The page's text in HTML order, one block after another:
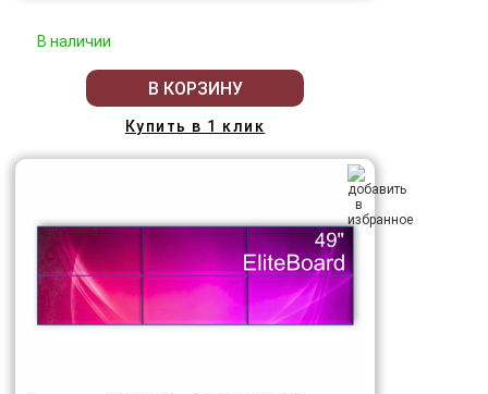
В наличии
В КОРЗИНУ
Купить в 1 клик